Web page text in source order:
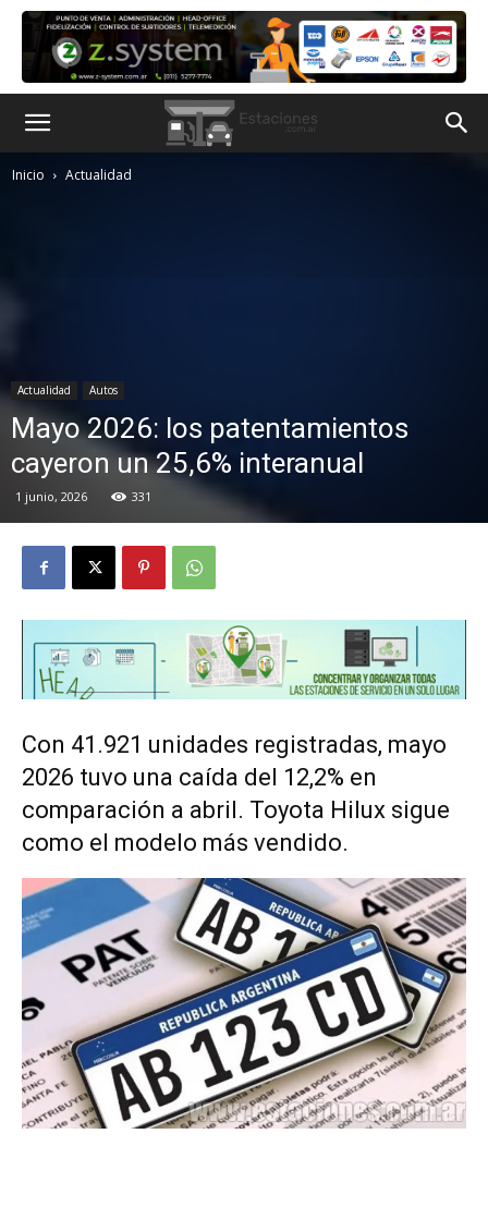
Inicio Actualidad
Actualidad Autos
Mayo 2026: los patentamientos
cayeron un 25,6% interanual
1 junio, 2026 331
Con 41.921 unidades registradas, mayo
2026 tuvo una caída del 12,2% en
comparación a abril. Toyota Hilux sigue
como el modelo más vendido.